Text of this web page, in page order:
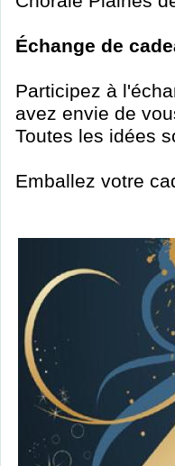
Échange de
Participez à
avez envie de
Toutes les idées
Emballez votre